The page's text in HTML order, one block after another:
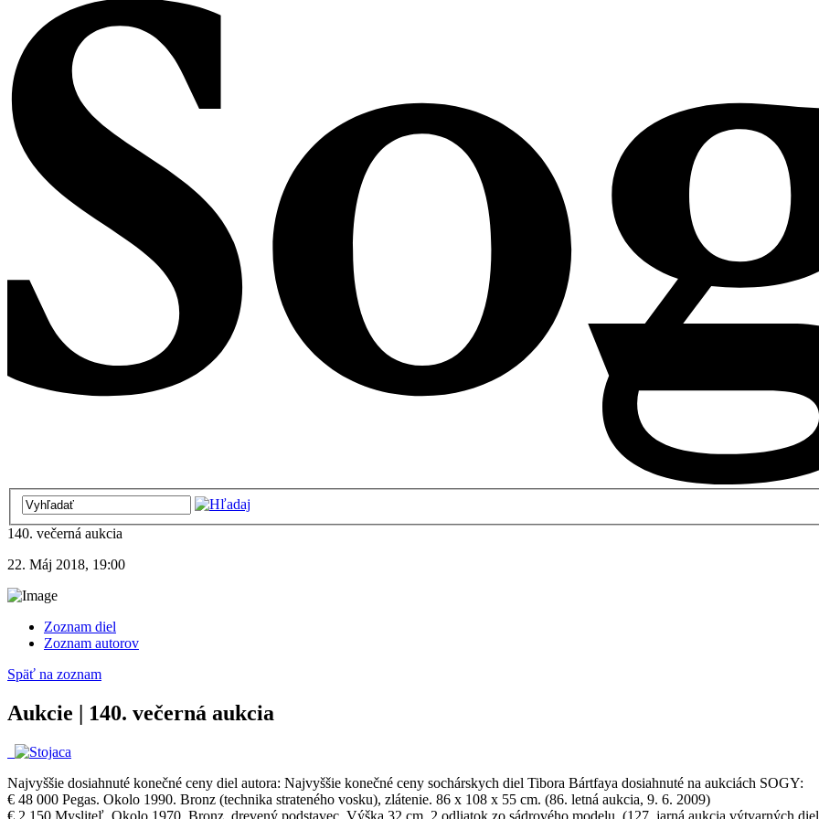
140. večerná aukcia
22. Máj 2018, 19:00
Zoznam diel
Zoznam autorov
Späť na zoznam
Aukcie | 140. večerná aukcia
Najvyššie dosiahnuté konečné ceny diel autora: Najvyššie konečné ceny sochárskych diel Tibora Bártfaya dosiahnuté na aukciách SOGY:
€ 48 000 Pegas. Okolo 1990. Bronz (technika strateného vosku), zlátenie. 86 x 108 x 55 cm. (86. letná aukcia, 9. 6. 2009)
€ 2 150 Mysliteľ. Okolo 1970. Bronz, drevený podstavec. Výška 32 cm. 2.odliatok zo sádrového modelu. (127. jarná aukcia výtvarných